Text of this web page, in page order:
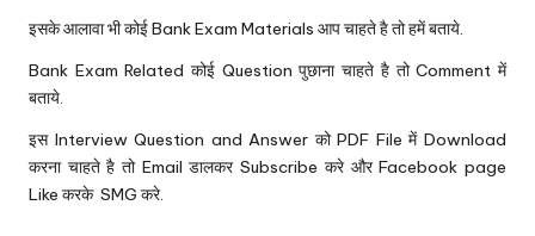
इसके आलावा भी कोई Bank Exam Materials आप चाहते है तो हमें बताये.
Bank Exam Related कोई Question पुछाना चाहते है तो Comment में
बताये.
इस Interview Question and Answer को PDF File में Download
करना चाहते है तो Email डालकर Subscribe करे औरFacebook page
Like करके SMG करे.